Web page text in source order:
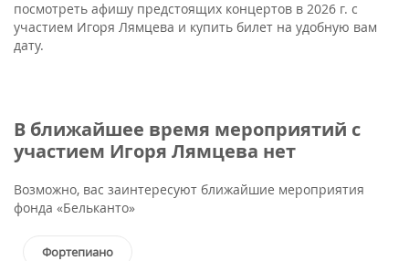
посмотреть афишу предстоящих концертов в 2026 г. с
участием Игоря Лямцева и купить билет на удобную вам
дату.
В ближайшее время мероприятий с
участием Игоря Лямцева нет
Возможно, вас заинтересуют ближайшие мероприятия
фонда «Бельканто»
Фортепиано